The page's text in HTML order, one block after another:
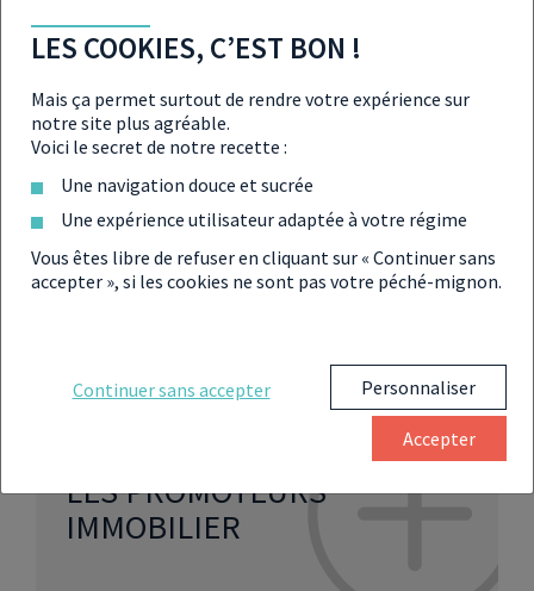
immobilier global,du plan à la mise en gestion locative
de votre bien immobilier. Un accompagnement à chaque
INFORMATIONS UTILES
12, Place des États-Unis, 92545 Montrouge cedex
www.ca-immobilier.fr
EN SAVOIR DAVANTAGE SUR
LES PROMOTEURS
IMMOBILIER
LES COOKIES, C’EST BON !
Mais ça permet surtout de rendre votre expérience sur
notre site plus agréable.
Voici le secret de notre recette :
Une navigation douce et sucrée
Une expérience utilisateur adaptée à votre régime
Vous êtes libre de refuser en cliquant sur « Continuer sans
accepter », si les cookies ne sont pas votre péché-mignon.
Continuer sans accepter Personnaliser
Accepter